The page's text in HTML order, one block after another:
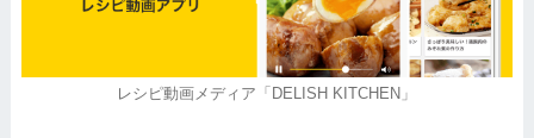
レシピ動画メディア「DELISH KITCHEN」